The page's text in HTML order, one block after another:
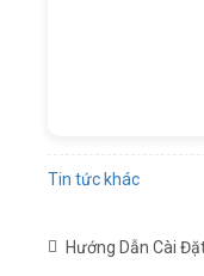
Tin tức khác
Hướng Dẫn Cài